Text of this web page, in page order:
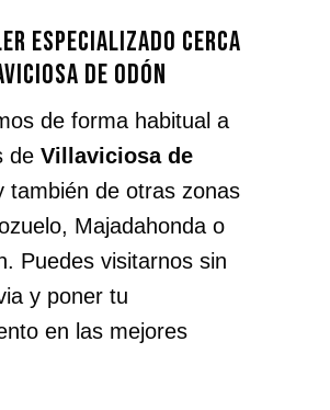
especializado cerca
de Odón
de forma habitual a
de Villaviciosa de
también de otras zonas
Majadahonda o
Puedes visitarnos sin
y poner tu
en las mejores